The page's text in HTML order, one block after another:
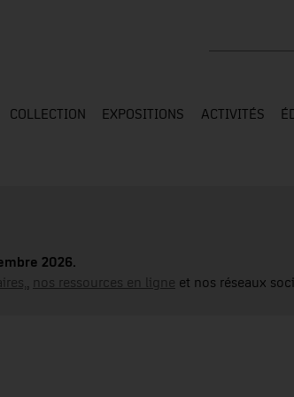
COLLECTION EXPOSITIONS ACTIVITÉS
2026.
nos ressources en ligne et nos réseaux